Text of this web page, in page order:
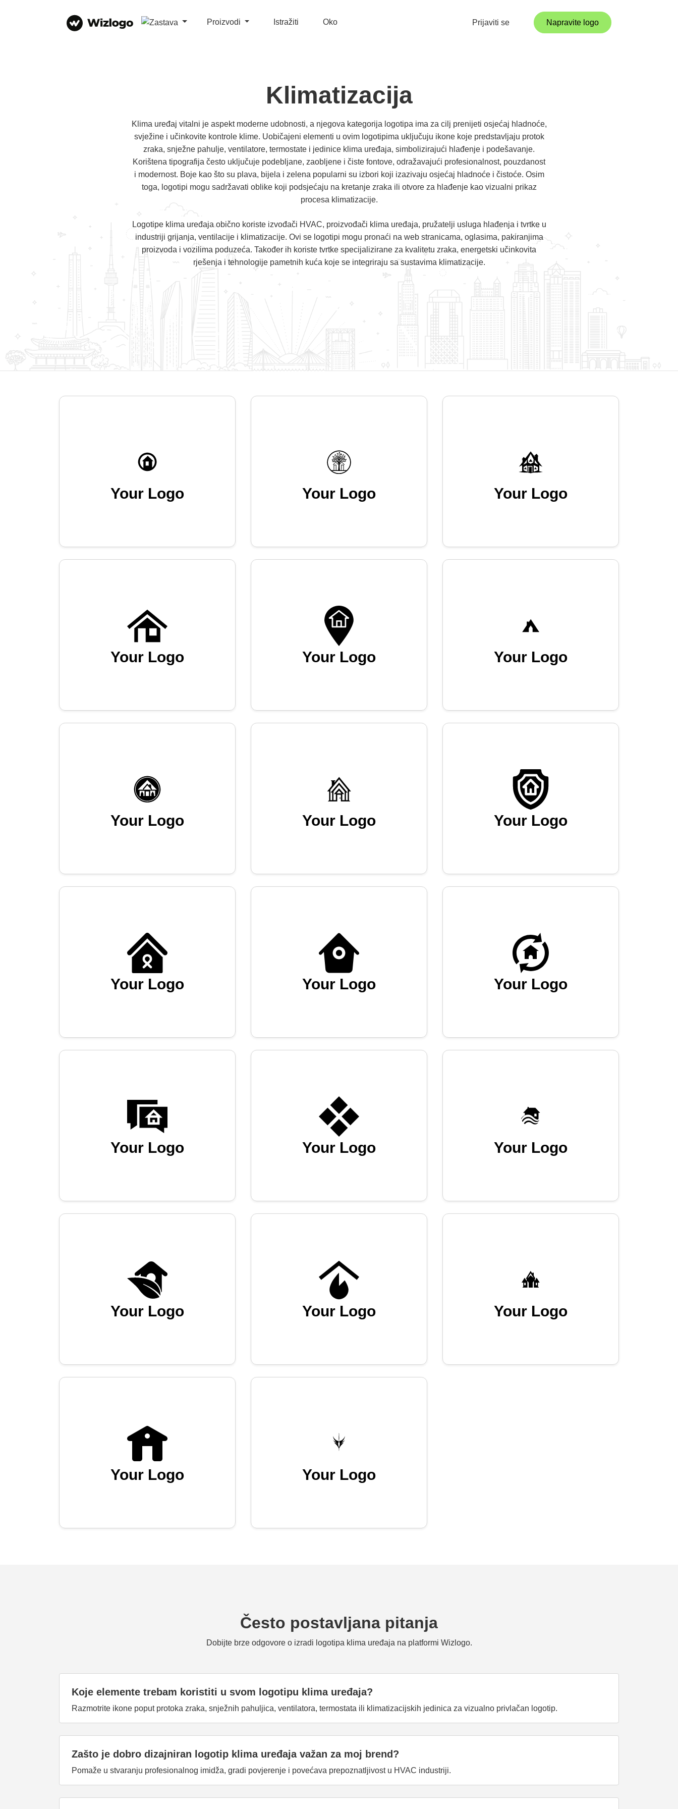
Proizvodi Istražiti Oko Prijaviti se Napravite logo
Klimatizacija
Klima uređaj vitalni je aspekt moderne udobnosti, a njegova kategorija logotipa ima za cilj prenijeti osjećaj hladnoće,
svježine i učinkovite kontrole klime. Uobičajeni elementi u ovim logotipima uključuju ikone koje predstavljaju protok
zraka, snježne pahulje, ventilatore, termostate i jedinice klima uređaja, simbolizirajući hlađenje i podešavanje.
Korištena tipografija često uključuje podebljane, zaobljene i čiste fontove, odražavajući profesionalnost, pouzdanost
i modernost. Boje kao što su plava, bijela i zelena popularni su izbori koji izazivaju osjećaj hladnoće i čistoće. Osim
toga, logotipi mogu sadržavati oblike koji podsjećaju na kretanje zraka ili otvore za hlađenje kao vizualni prikaz
procesa klimatizacije.
Logotipe klima uređaja obično koriste izvođači HVAC, proizvođači klima uređaja, pružatelji usluga hlađenja i tvrtke u
industriji grijanja, ventilacije i klimatizacije. Ovi se logotipi mogu pronaći na web stranicama, oglasima, pakiranjima
proizvoda i vozilima poduzeća. Također ih koriste tvrtke specijalizirane za kvalitetu zraka, energetski učinkovita
rješenja i tehnologije pametnih kuća koje se integriraju sa sustavima klimatizacije.
Your Logo Your Logo Your Logo
Your Logo Your Logo Your Logo
Your Logo Your Logo Your Logo
Your Logo Your Logo Your Logo
Your Logo Your Logo Your Logo
Your Logo Your Logo Your Logo
Your Logo Your Logo
Često postavljana pitanja
Dobijte brze odgovore o izradi logotipa klima uređaja na platformi Wizlogo.
Koje elemente trebam koristiti u svom logotipu klima uređaja?
Razmotrite ikone poput protoka zraka, snježnih pahuljica, ventilatora, termostata ili klimatizacijskih jedinica za vizualno privlačan logotip.
Zašto je dobro dizajniran logotip klima uređaja važan za moj brend?
Pomaže u stvaranju profesionalnog imidža, gradi povjerenje i povećava prepoznatljivost u HVAC industriji.